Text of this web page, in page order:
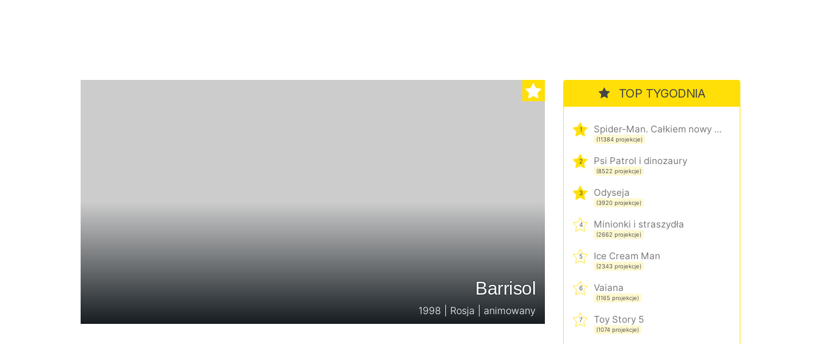
Barrisol
1998 | Rosja | animowany
TOP TYGODNIA
1 Spider-Man. Całkiem nowy dzień
(11384 projekcje)
2 Psi Patrol i dinozaury
(8522 projekcje)
3 Odyseja
(3920 projekcje)
4 Minionki i straszydła
(2662 projekcje)
5 Ice Cream Man
(2343 projekcje)
6 Vaiana
(1165 projekcje)
7 Toy Story 5
(1074 projekcje)